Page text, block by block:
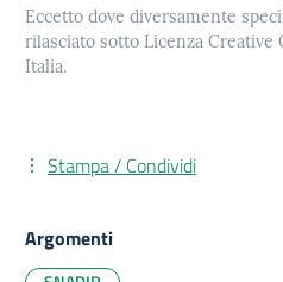
Eccetto dove diversamente
rilasciato sotto Licenza Creative
Italia.
Stampa / Condividi
Argomenti